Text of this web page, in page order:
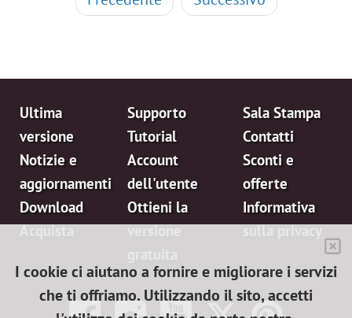
Ultima
versione
Notizie e
aggiornamenti
Download
Acquista
Supporto
Tutorial
Account
dell'utente
Ottieni la
versione
Sala Stampa
Contatti
Sconti e
offerte
Informativa
sulla privacy
I cookie ci aiutano a fornire e migliorare i servizi
che ti offriamo. Utilizzando il sito, accetti